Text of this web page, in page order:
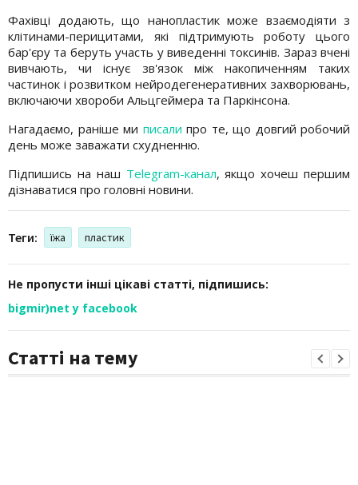
Фахівці додають, що нанопластик може взаємодіяти з
клітинами-перицитами, які підтримують роботу цього
бар'єру та беруть участь у виведенні токсинів. Зараз вчені
вивчають, чи існує зв'язок між накопиченням таких
частинок і розвитком нейродегенеративних захворювань,
включаючи хвороби Альцгеймера та Паркінсона.
Нагадаємо, раніше ми писали про те, що довгий робочий
день може заважати схудненню.
Підпишись на наш Telegram-канал, якщо хочеш першим
дізнаватися про головні новини.
Теги: їжа пластик
Не пропусти інші цікаві статті, підпишись:
bigmir)net у facebook
Статті на тему